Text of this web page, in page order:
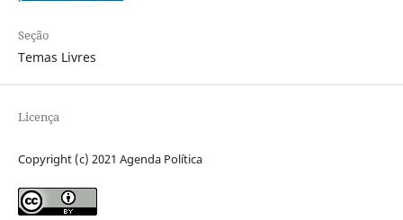
Seção
Temas Livres
Licença
Copyright (c) 2021 Agenda Política